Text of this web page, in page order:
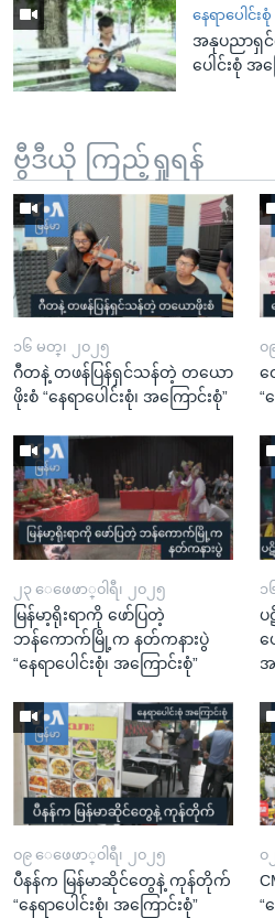
နေရာပေါင်း
အနုပညာရှင်
ပေါင်းစုံ အက
ဗွီဒီယို ကြည့်ရှုရန်
၁၆ မတ္၊ ၂၀၂၅
ဂီတနဲ့ တဖန်ပြန်ရှင်သန်တဲ့ တယော
ဖိုးစံ “နေရာပေါင်းစုံ၊ အကြောင်းစုံ”
၀
ထ
“
၂၃ ေဖေဖာ္၀ါရီ၊ ၂၀၂၅
မြန်မာ့ရိုးရာကို ဖော်ပြတဲ့
ဘန်ကောက်မြို့က နတ်ကနားပွဲ
“နေရာပေါင်းစုံ၊ အကြောင်းစုံ”
၁
ပ
ပ
အ
၀၉ ေဖေဖာ္၀ါရီ၊ ၂၀၂၅
ပီနန်က မြန်မာဆိုင်တွေနဲ့ ကုန်တိုက်
“နေရာပေါင်းစုံ၊ အကြောင်းစုံ”
၀
“